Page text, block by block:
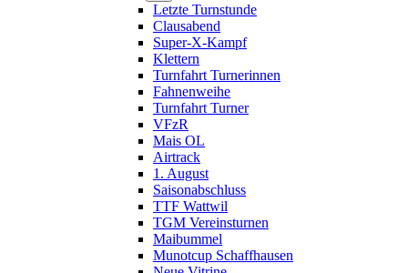
Letzte Turnstunde
Clausabend
Super-X-Kampf
Klettern
Turnfahrt Turnerinnen
Fahnenweihe
Turnfahrt Turner
VFzR
Mais OL
Airtrack
1. August
Saisonabschluss
TTF Wattwil
TGM Vereinsturnen
Maibummel
Munotcup Schaffhausen